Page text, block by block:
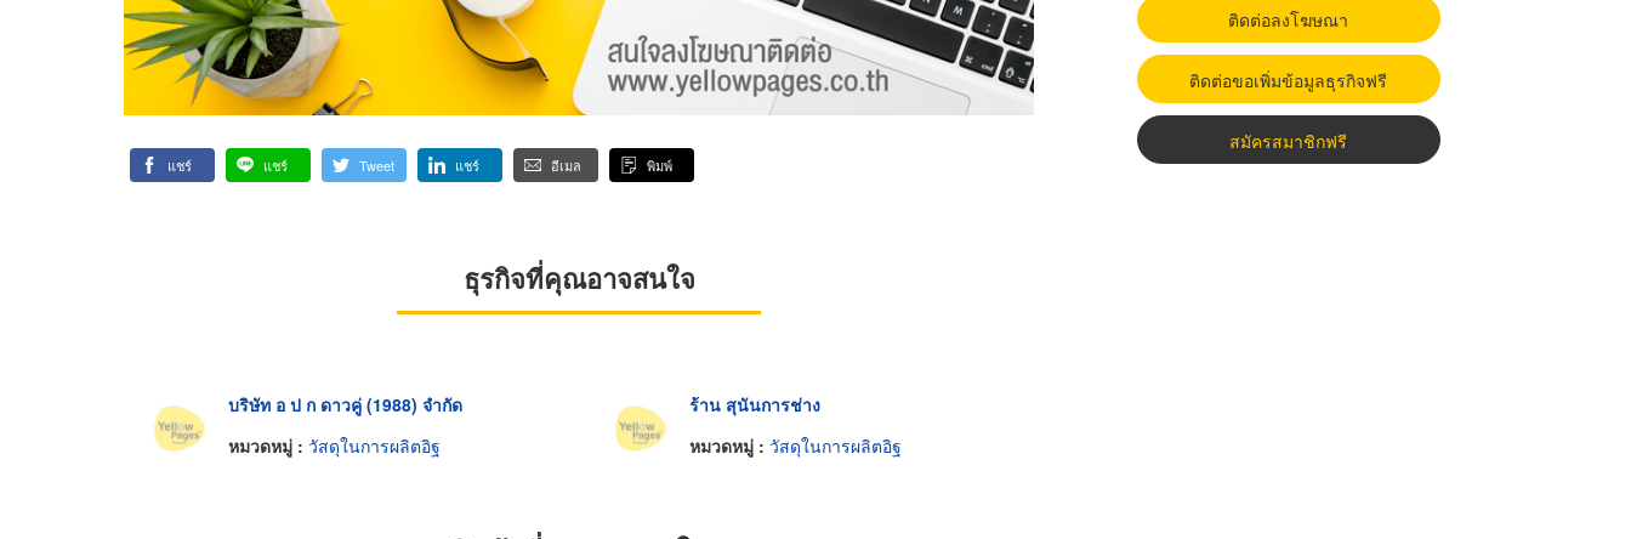
แชร์ แชร์ Tweet แชร์ อีเมล พิมพ์
ธุรกิจที่คุณอาจสนใจ
บริษัท อ ป ก ดาวคู่ (1988) จำกัด
หมวดหมู่ : วัสดุในการผลิตอิฐ
ร้าน สุนันการช่าง
หมวดหมู่ : วัสดุในการผลิตอิฐ
ติดต่อลงโฆษณา
ติดต่อขอเพิ่มข้อมูลธุรกิจฟรี
สมัครสมาชิกฟรี